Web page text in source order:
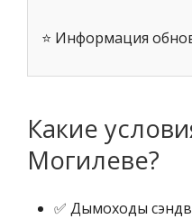
⭐ Информация
Какие
Могилеве?
✅ Дымоходы